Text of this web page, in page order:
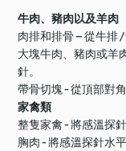
牛肉、豬肉以及羊肉
肉排和排骨 – 從牛排
大塊牛肉、豬肉或羊
針。
帶骨切塊 - 從頂部對
家禽類
整隻家禽 - 將感溫探
胸肉 - 將感溫探針水